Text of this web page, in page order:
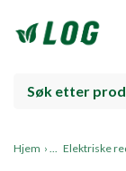
Hjem › Elektriske